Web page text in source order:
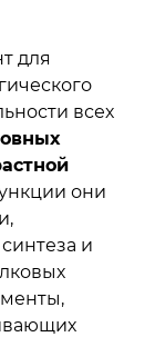
для
всех
они
и